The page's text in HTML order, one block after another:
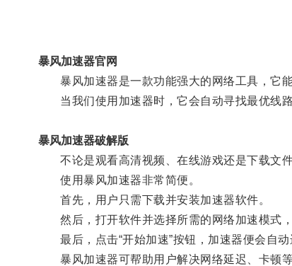
暴风加速器官网
暴风加速器是一款功能强大的网络工具，它能
当我们使用加速器时，它会自动寻找最优线路
暴风加速器破解版
不论是观看高清视频、在线游戏还是下载文件
使用暴风加速器非常简便。
首先，用户只需下载并安装加速器软件。
然后，打开软件并选择所需的网络加速模式，
最后，点击“开始加速”按钮，加速器便会自动
暴风加速器可帮助用户解决网络延迟、卡顿等